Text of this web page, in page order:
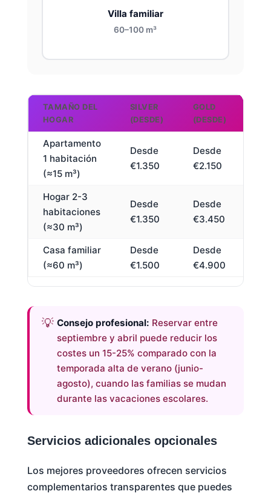
Villa familiar
60–100 m³
TAMAÑO DEL
HOGAR
SILVER
(DESDE)
GOLD
(DESDE)
Apartamento
1 habitación
(≈15 m³)
Desde
€1.350
Desde
€2.150
Hogar 2-3
habitaciones
(≈30 m³)
Desde
€1.350
Desde
€3.450
Casa familiar
(≈60 m³)
Desde
€1.500
Desde
€4.900
Consejo profesional: Reservar entre
septiembre y abril puede reducir los
costes un 15-25% comparado con la
temporada alta de verano (junio-
agosto), cuando las familias se mudan
durante las vacaciones escolares.
Servicios adicionales opcionales
Los mejores proveedores ofrecen servicios
complementarios transparentes que puedes